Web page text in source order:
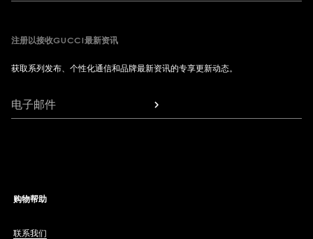
注册以接收GUCCI最新资讯
获取系列发布、个性化通信和品牌最新资讯的专享更新动态。
电子邮件
购物帮助
联系我们